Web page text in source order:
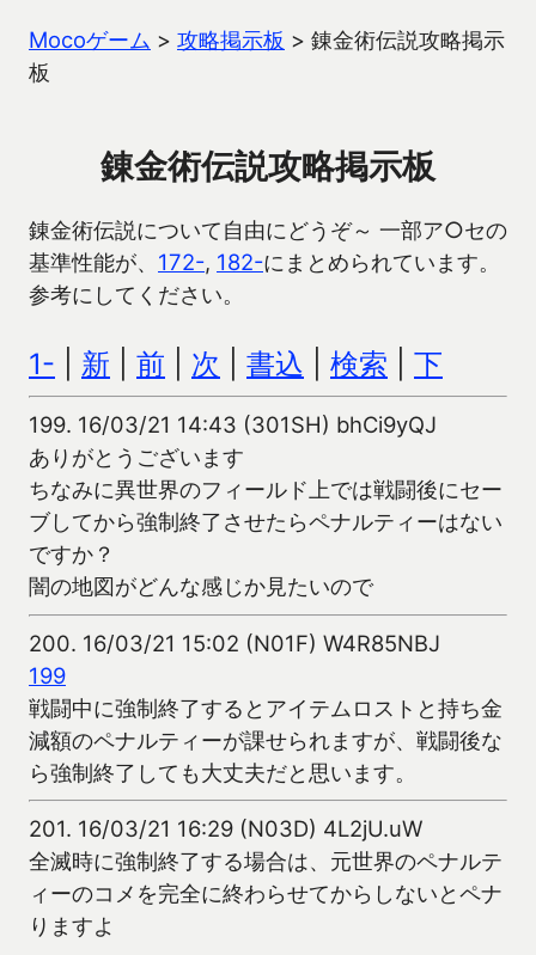
Mocoゲーム > 攻略掲示板 > 錬金術伝説攻略掲示
板
錬金術伝説攻略掲示板
錬金術伝説について自由にどうぞ～ 一部ア○セの
基準性能が、 172-, 182-にまとめられています。
参考にしてください。
1- 新 前 次 書込 検索 下
199. 16/03/21 14:43 (301SH) bhCi9yQJ
ありがとうございます
ちなみに異世界のフィールド上では戦闘後にセー
ブしてから強制終了させたらペナルティーはない
ですか？
闇の地図がどんな感じか見たいので
200. 16/03/21 15:02 (N01F) W4R85NBJ
199
戦闘中に強制終了するとアイテムロストと持ち金
減額のペナルティーが課せられますが、戦闘後な
ら強制終了しても大丈夫だと思います。
201. 16/03/21 16:29 (N03D) 4L2jU.uW
全滅時に強制終了する場合は、元世界のペナルテ
ィーのコメを完全に終わらせてからしないとペナ
りますよ